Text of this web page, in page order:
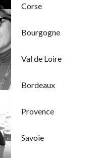
Corse
Bourgogne
Val de Loire
Bordeaux
Provence
Savoie